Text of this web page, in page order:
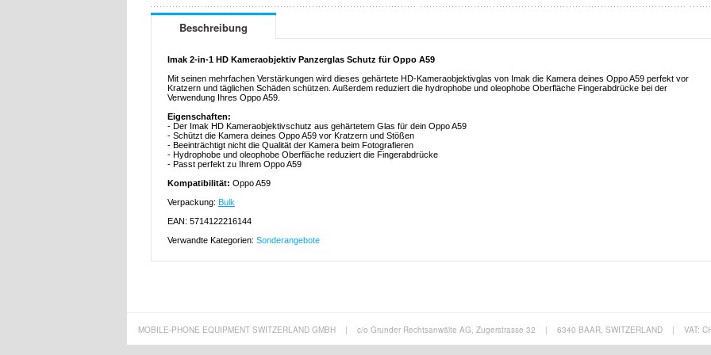
Beschreibung
Imak 2-in-1 HD Kameraobjektiv Panzerglas Schutz für Oppo A59
Mit seinen mehrfachen Verstärkungen wird dieses gehärtete HD-Kameraobjektivglas von Imak die Kamera deines Oppo A59 perfekt vor
Kratzern und täglichen Schäden schützen. Außerdem reduziert die hydrophobe und oleophobe Oberfläche Fingerabdrücke bei der
Verwendung Ihres Oppo A59.
Eigenschaften:
- Der Imak HD Kameraobjektivschutz aus gehärtetem Glas für dein Oppo A59
- Schützt die Kamera deines Oppo A59 vor Kratzern und Stößen
- Beeinträchtigt nicht die Qualität der Kamera beim Fotografieren
- Hydrophobe und oleophobe Oberfläche reduziert die Fingerabdrücke
- Passt perfekt zu Ihrem Oppo A59
Kompatibilität: Oppo A59
Verpackung: Bulk
EAN: 5714122216144
Verwandte Kategorien: Sonderangebote
MOBILE-PHONE EQUIPMENT SWITZERLAND GMBH | c/o Grunder Rechtsanwälte AG, Zugerstrasse 32 | 6340 BAAR, SWITZERLAND | VAT: